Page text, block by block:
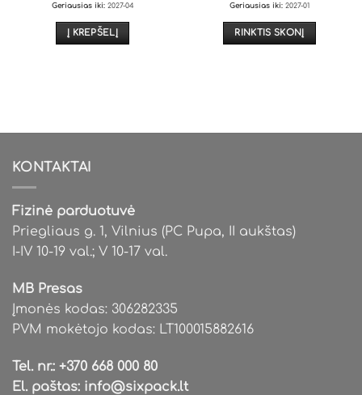
Geriausias iki:2027-04
Į KREPŠELĮ
Geriausias iki: 2027-01
RINKTIS SKONĮ
the
KONTAKTAI
Fizinė parduotuvė
Priegliaus g. 1, Vilnius (PC Pupa, II aukštas)
I-IV 10-19 val.; V 10-17 val.
MB Presas
Įmonės kodas: 306282335
PVM mokėtojo kodas: LT100015882616
Tel. nr.: +370 668 000 80
El. paštas: info@sixpack.lt